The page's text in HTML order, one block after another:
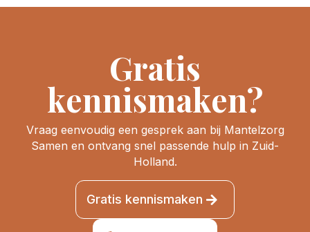
Gratis
kennismaken?
Vraag eenvoudig een gesprek aan bij Mantelzorg
Samen en ontvang snel passende hulp in Zuid-
Holland.
Gratis kennismaken